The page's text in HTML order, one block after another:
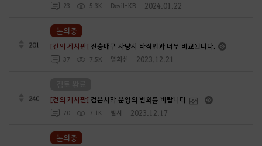
23 5.3K Devil-KR 2024.01.22
201 [건의 게시판] 전승매구 사냥시 타직업과 너무 비교됩니다.
37 7.5K 멸화신 2023.12.21
논의중
240 [건의 게시판] 검은사막 운영의 변화를 바랍니다
70 7.1K 첼시 2023.12.17
논의중